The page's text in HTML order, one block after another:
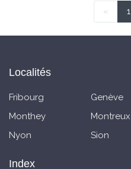
« 1
Localités
Fribourg Genève
Monthey
Montreux
Nyon
Sion
Index